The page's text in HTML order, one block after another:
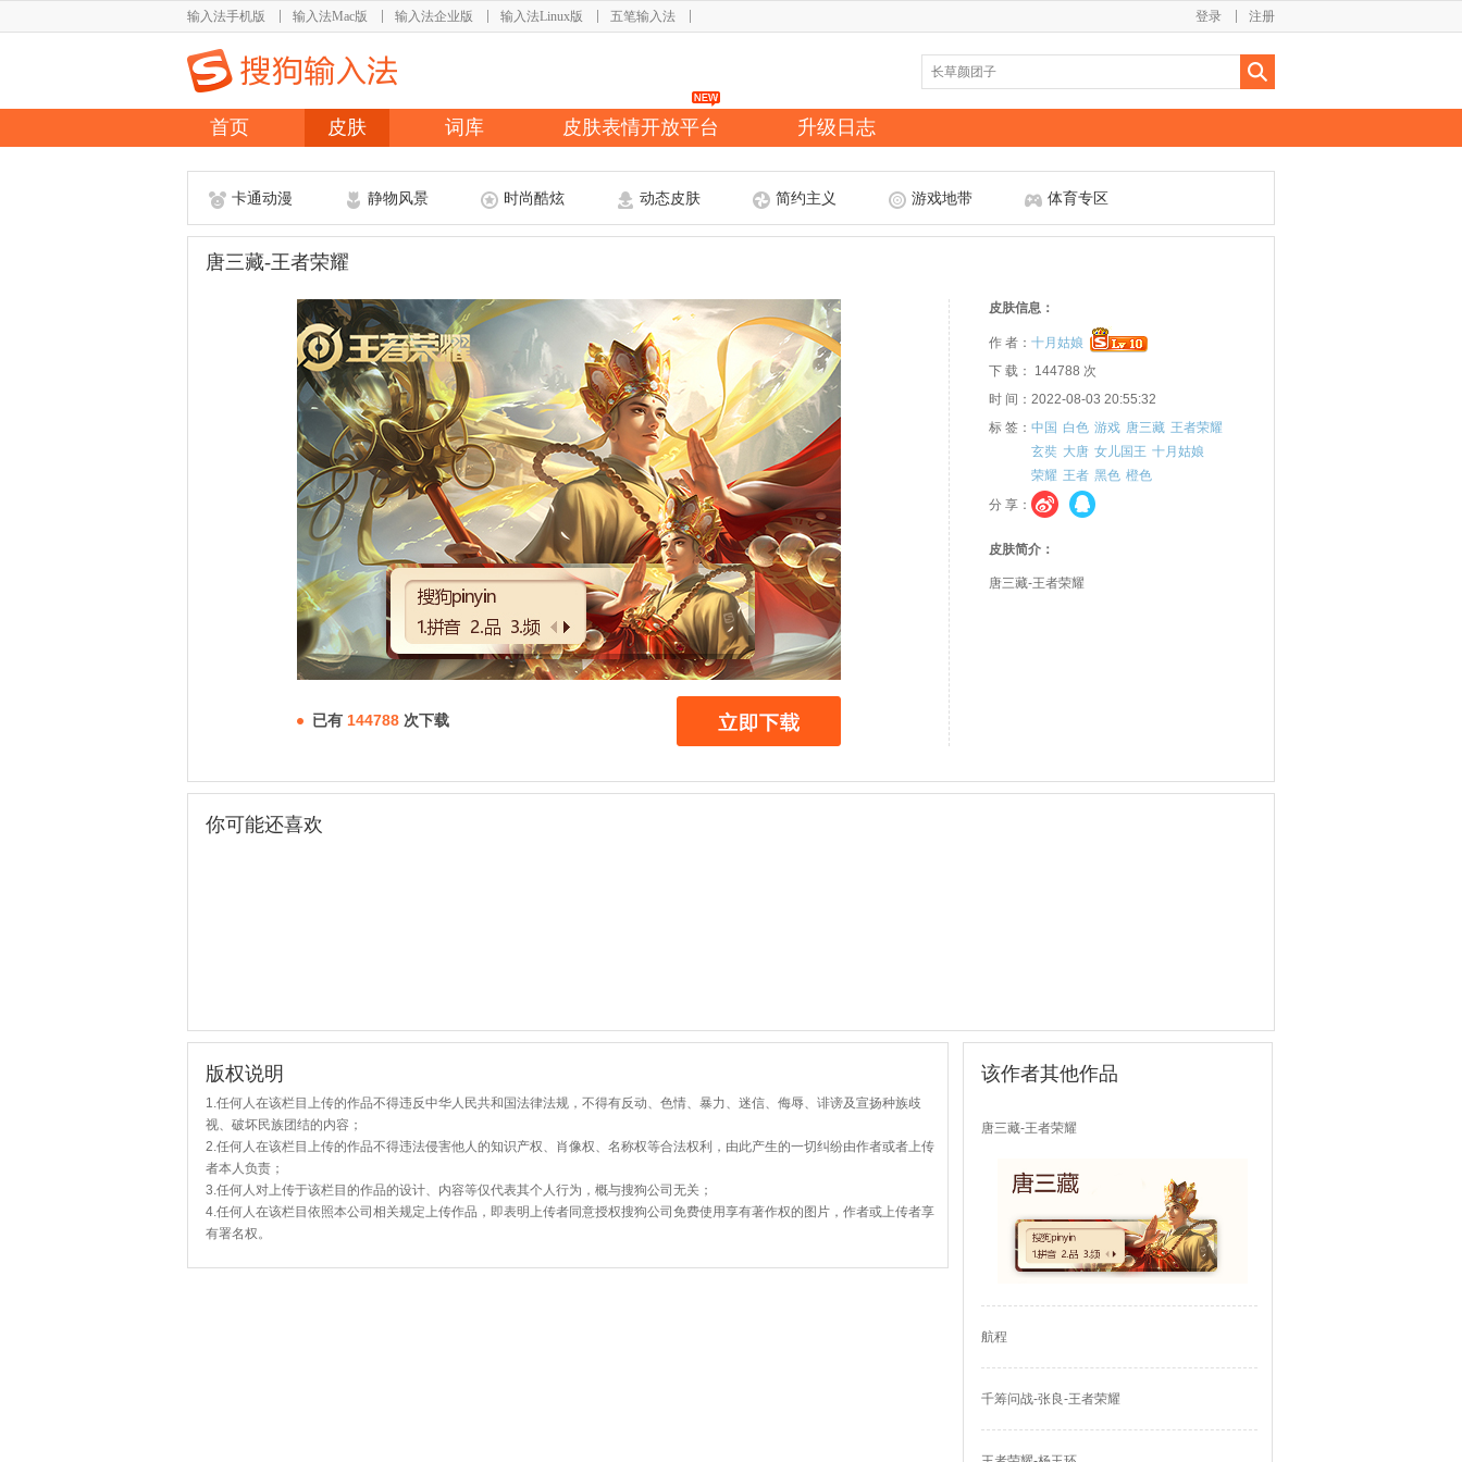
输入法手机版 输入法Mac版 输入法企业版 输入法Linux版 五笔输入法 注册
登录
首页 皮肤 词库 皮肤表情开放平台 升级日志
卡通动漫 静物风景 时尚酷炫 动态皮肤 简约主义 游戏地带 体育专区
唐三藏-王者荣耀
已有 144788 次下载
皮肤信息：
作 者： 十月姑娘
下 载： 144788 次
时 间：2022-08-03 20:55:32
标 签： 中国 白色 游戏 唐三藏 王者荣耀
玄奘 大唐 女儿国王 十月姑娘
荣耀 王者 黑色 橙色
分 享：
皮肤简介：
唐三藏-王者荣耀
你可能还喜欢
版权说明
1.任何人在该栏目上传的作品不得违反中华人民共和国法律法规，不得有反动、色情、暴力、迷信、侮辱、诽谤及宣扬种族歧
视、破坏民族团结的内容；
2.任何人在该栏目上传的作品不得违法侵害他人的知识产权、肖像权、名称权等合法权利，由此产生的一切纠纷由作者或者上传
者本人负责；
3.任何人对上传于该栏目的作品的设计、内容等仅代表其个人行为，概与搜狗公司无关；
4.任何人在该栏目依照本公司相关规定上传作品，即表明上传者同意授权搜狗公司免费使用享有著作权的图片，作者或上传者享
有署名权。
该作者其他作品
唐三藏-王者荣耀
航程
千筹问战-张良-王者荣耀